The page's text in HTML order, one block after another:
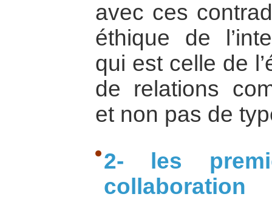
avec ces
éthique de
qui est celle de
de relations
et non pas de
2- les
collaboration